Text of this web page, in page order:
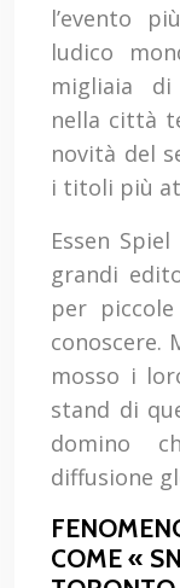
l’evento
ludico
migliaia
nella città
novità del
i titoli più
Essen
grandi
per
conoscere.
mosso i
stand di
domino
diffusione
COME «